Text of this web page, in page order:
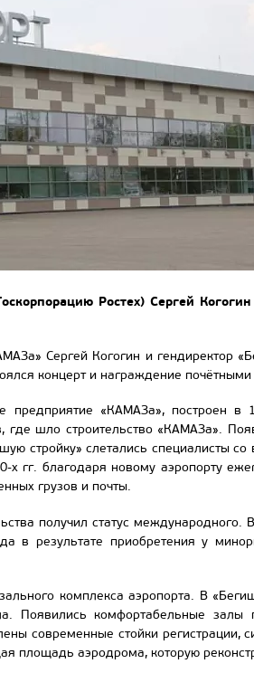
Ростех) Сергей
Сергей Когогин и гендиректор
концерт и награждение
предприятие «КАМАЗа»,
шло строительство «КАМАЗа».
стройку» слетались специалисты
гг. благодаря новому аэропорту
грузов и почты.
получил статус
в результате приобретения у
комплекса аэропорта. В
Появились комфортабельные
современные стойки
площадь аэродрома, которую